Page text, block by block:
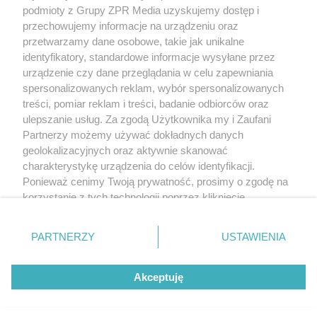
rozpowszechniany lub dalej rozpowszechniany w jakikolwiek sposób (w
tym także elektroniczny lub mechaniczny) na jakimkolwiek polu
eksploatacji w jakiejkolwiek formie, włącznie z umieszczaniem w Internecie
bez pisemnej zgody właściciela praw. Jakiekolwiek użycie lub
wykorzystanie utworów w całości lub w części z naruszeniem prawa, tzn.
bez właściwej zgody, jest zabronione pod groźbą kary i może być ścigane
prawnie.
Informacje prawne
Nasze serwisy
podmioty z Grupy ZPR Media uzyskujemy dostęp i
przechowujemy informacje na urządzeniu oraz
przetwarzamy dane osobowe, takie jak unikalne
identyfikatory, standardowe informacje wysyłane przez
urządzenie czy dane przeglądania w celu zapewniania
spersonalizowanych reklam, wybór spersonalizowanych
treści, pomiar reklam i treści, badanie odbiorców oraz
ulepszanie usług. Za zgodą Użytkownika my i Zaufani
Partnerzy możemy używać dokładnych danych
geolokalizacyjnych oraz aktywnie skanować
charakterystykę urządzenia do celów identyfikacji.
Ponieważ cenimy Twoją prywatność, prosimy o zgodę na
korzystanie z tych technologii poprzez kliknięcie
zmienić/wycofać klikając przycisk ustawień prywatności
znajdujący się w lewym dolnym rogu strony
rodzaje przetwarzania danych nie wymagają zgody
użytkownika, ale masz prawo sprzeciwić się takiemu
przetwarzaniu. Preferencje będą miały zastosowanie tylko
PARTNERZY USTAWIENIA
Akceptuję